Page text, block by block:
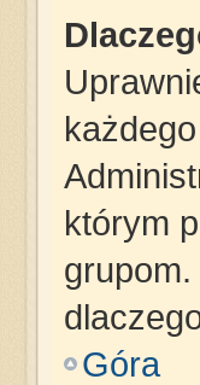
którym
Góra